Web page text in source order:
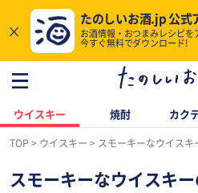
×
たのしいお酒.jp 公式
お酒情報・おつまみレシピを
今すぐ無料でダウンロード!
ウイスキー 焼酎 カク
TOP ウイスキー スモーキーなウイスキーの魅力にハマ
スモーキーなウイスキー